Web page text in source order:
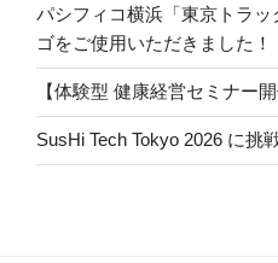
ン
パシフィコ横浜「東京トラ
ゴをご使用いただきました！
【体験型 健康経営セミナー
SusHi Tech Tokyo 2026 に挑